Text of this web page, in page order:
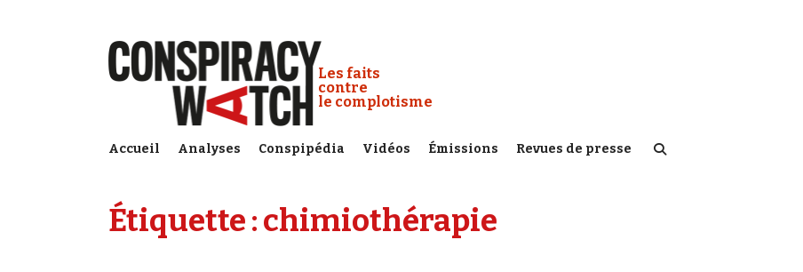
Conspiracy Watch :
Les faits
contre
le complotisme
Accueil Analyses Conspipédia Vidéos Émissions Revues de presse
Étiquette :chimiothérapie